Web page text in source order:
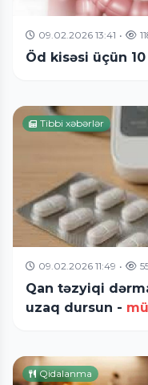
09.02.2026 13:41 •
Öd kisəsi üçün 10
Tibbi xəbərlər
09.02.2026 11:49 •
Qan təzyiqi
uzaq dursun -
Qidalanma